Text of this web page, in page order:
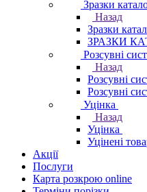
Зразки
Назад
Зразки
ЗРАЗКИ
Розсувні
Назад
Розсувні
Розсувні
Уцінка
Назад
Уцінка
Уцінені
Акції
Послуги
Карта розкрою online